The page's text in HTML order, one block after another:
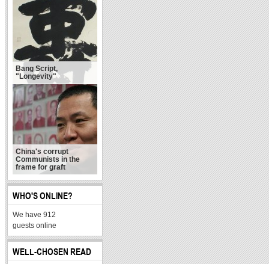
Bang Script,
"Longevity"
China's corrupt
Communists in the
frame for graft
WHO'S ONLINE?
We have 912
guests online
WELL-CHOSEN READ